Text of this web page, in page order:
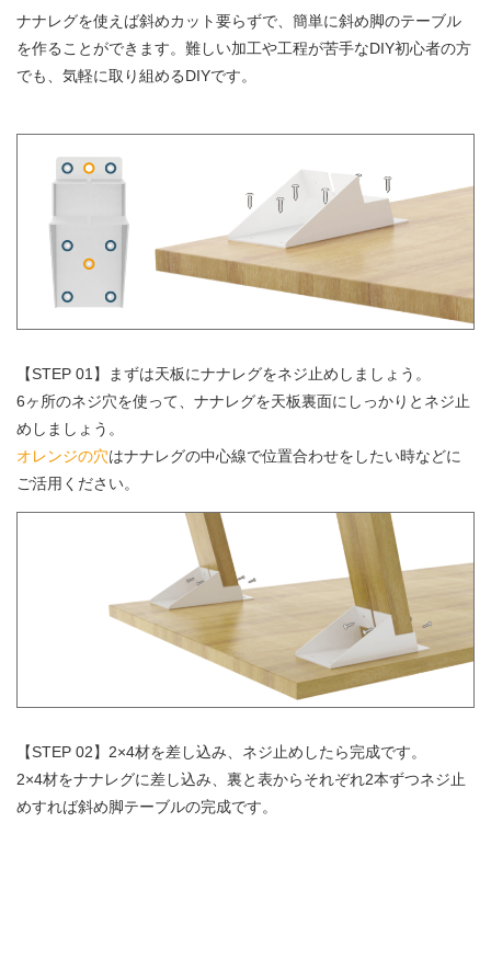
ナナレグを使えば斜めカット要らずで、簡単に斜め脚のテーブル
を作ることができます。難しい加工や工程が苦手なDIY初心者の方
でも、気軽に取り組めるDIYです。
【STEP 01】まずは天板にナナレグをネジ止めしましょう。
6ヶ所のネジ穴を使って、ナナレグを天板裏面にしっかりとネジ止
めしましょう。
オレンジの穴はナナレグの中心線で位置合わせをしたい時などに
ご活用ください。
【STEP 02】2×4材を差し込み、ネジ止めしたら完成です。
2×4材をナナレグに差し込み、裏と表からそれぞれ2本ずつネジ止
めすれば斜め脚テーブルの完成です。